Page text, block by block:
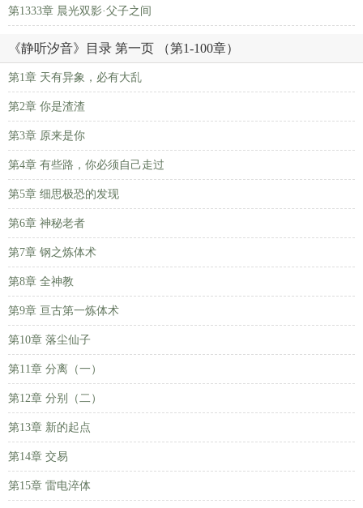
第1333章 晨光双影·父子之间
《静听汐音》目录 第一页 （第1-100章）
第1章 天有异象，必有大乱
第2章 你是渣渣
第3章 原来是你
第4章 有些路，你必须自己走过
第5章 细思极恐的发现
第6章 神秘老者
第7章 钢之炼体术
第8章 全神教
第9章 亘古第一炼体术
第10章 落尘仙子
第11章 分离（一）
第12章 分别（二）
第13章 新的起点
第14章 交易
第15章 雷电淬体